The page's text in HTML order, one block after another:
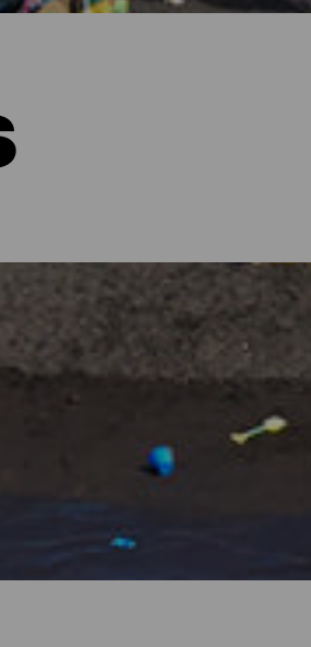
gardés par des volcans, mais la
où trouver votre espace et petites
à quoi ressemblent et où se trouvent